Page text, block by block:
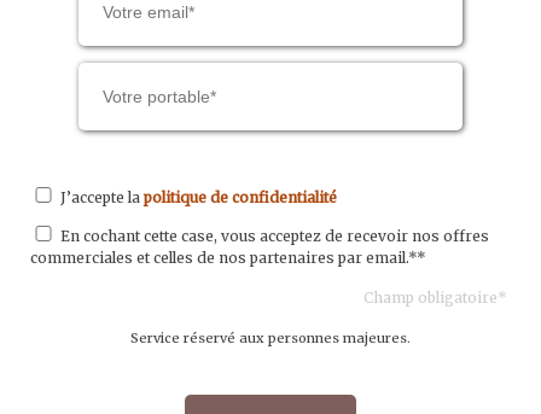
J’accepte lapolitique de confidentialité
En cochant cette case, vous acceptez de recevoir nos offres
commerciales et celles de nos partenaires par email.**
Champ obligatoire*
Service réservé aux personnes majeures.